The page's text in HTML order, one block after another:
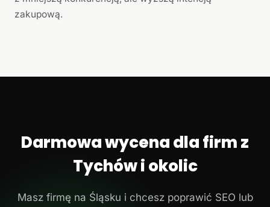
zakupową.
Darmowa wycena dla firm z
Tychów i okolic
Masz firmę na Śląsku i chcesz poprawić SEO lub